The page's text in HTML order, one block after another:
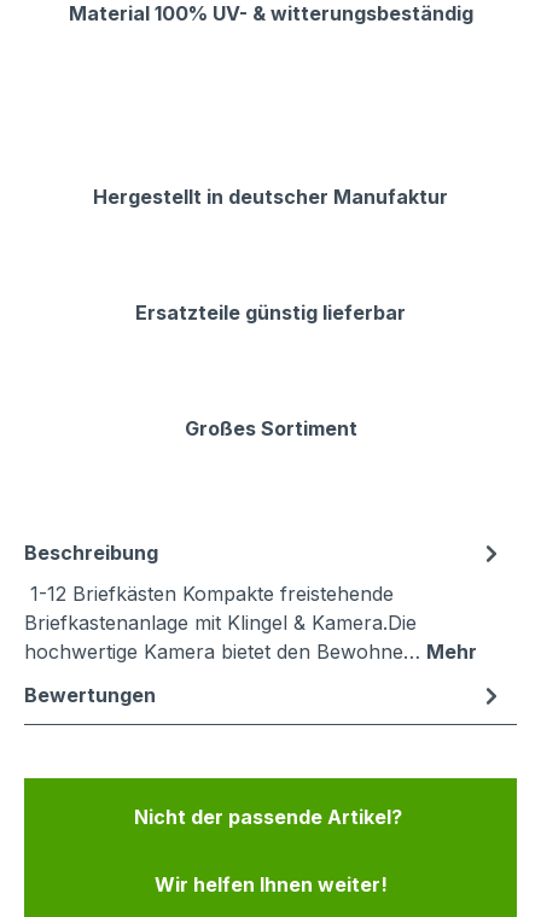
Material 100% UV- & witterungsbeständig
Hergestellt in deutscher Manufaktur
Ersatzteile günstig lieferbar
Großes Sortiment
Beschreibung
1-12 Briefkästen Kompakte freistehende
Briefkastenanlage mit Klingel & Kamera.Die
hochwertige Kamera bietet den Bewohne… Mehr
Bewertungen
Nicht der passende Artikel?
Wir helfen Ihnen weiter!